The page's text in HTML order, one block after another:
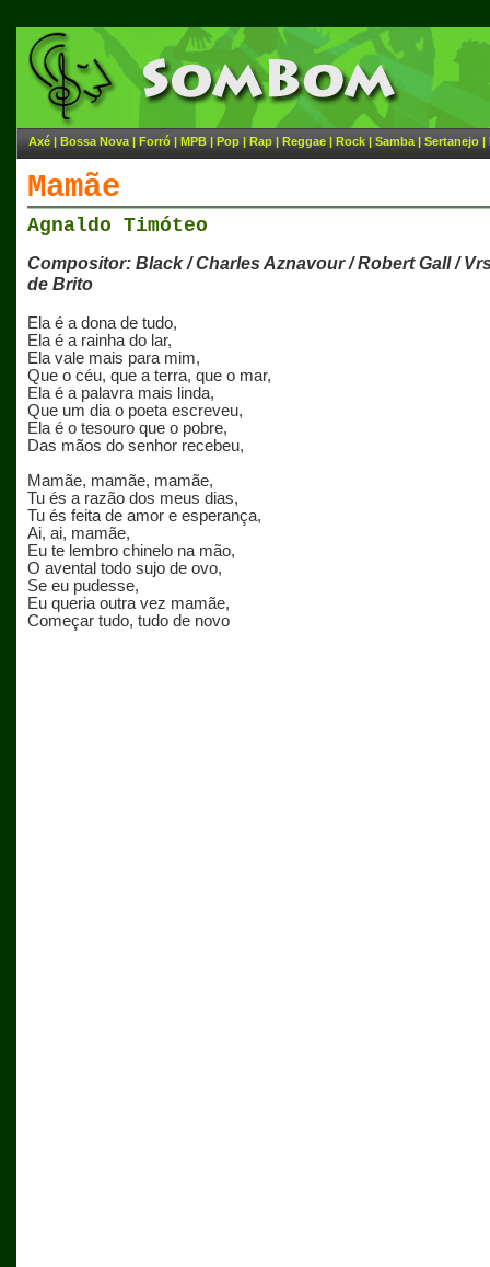
Axé | Bossa Nova | Forró | MPB | Pop | Rap | Reggae | Rock | Samba | Sertanejo |
Mamãe
Agnaldo Timóteo
Compositor: Black / Charles Aznavour / Robert Gall /
de Brito
Ela é a dona de tudo,
Ela é a rainha do lar,
Ela vale mais para mim,
Que o céu, que a terra, que o mar,
Ela é a palavra mais linda,
Que um dia o poeta escreveu,
Ela é o tesouro que o pobre,
Das mãos do senhor recebeu,
Mamãe, mamãe, mamãe,
Tu és a razão dos meus dias,
Tu és feita de amor e esperança,
Ai, ai, mamãe,
Eu te lembro chinelo na mão,
O avental todo sujo de ovo,
Se eu pudesse,
Eu queria outra vez mamãe,
Começar tudo, tudo de novo